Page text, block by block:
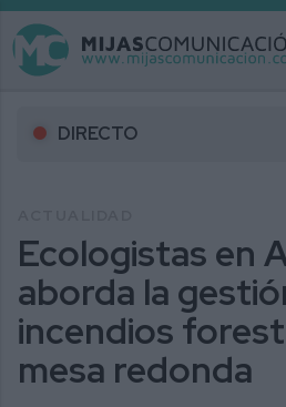
DIRECTO
Ecologistas en
aborda la
incendios
mesa redonda